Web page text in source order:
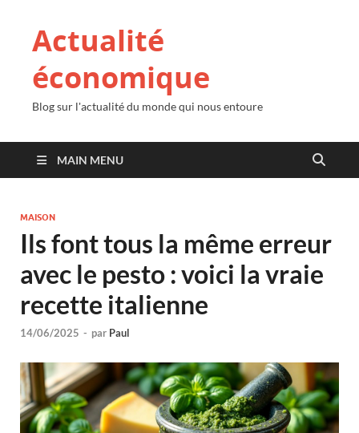
Actualité
économique
Blog sur l'actualité du monde qui nous entoure
MAIN MENU
MAISON
Ils font tous la même erreur
avec le pesto : voici la vraie
recette italienne
14/06/2025 - par Paul